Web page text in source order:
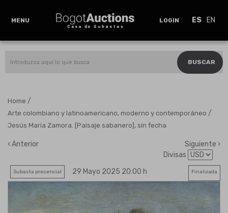
MENU LOGIN ES EN
BUSCAR
Home /
Arte colombiano y latinoamericano, moderno y contemporáneo /
Jesús María Zamora. [Paisaje sabanero], sin fecha
Anterior
Siguiente
Divisas
Subasta presencial 29 Mayo 2025 20:00 h Finalizada